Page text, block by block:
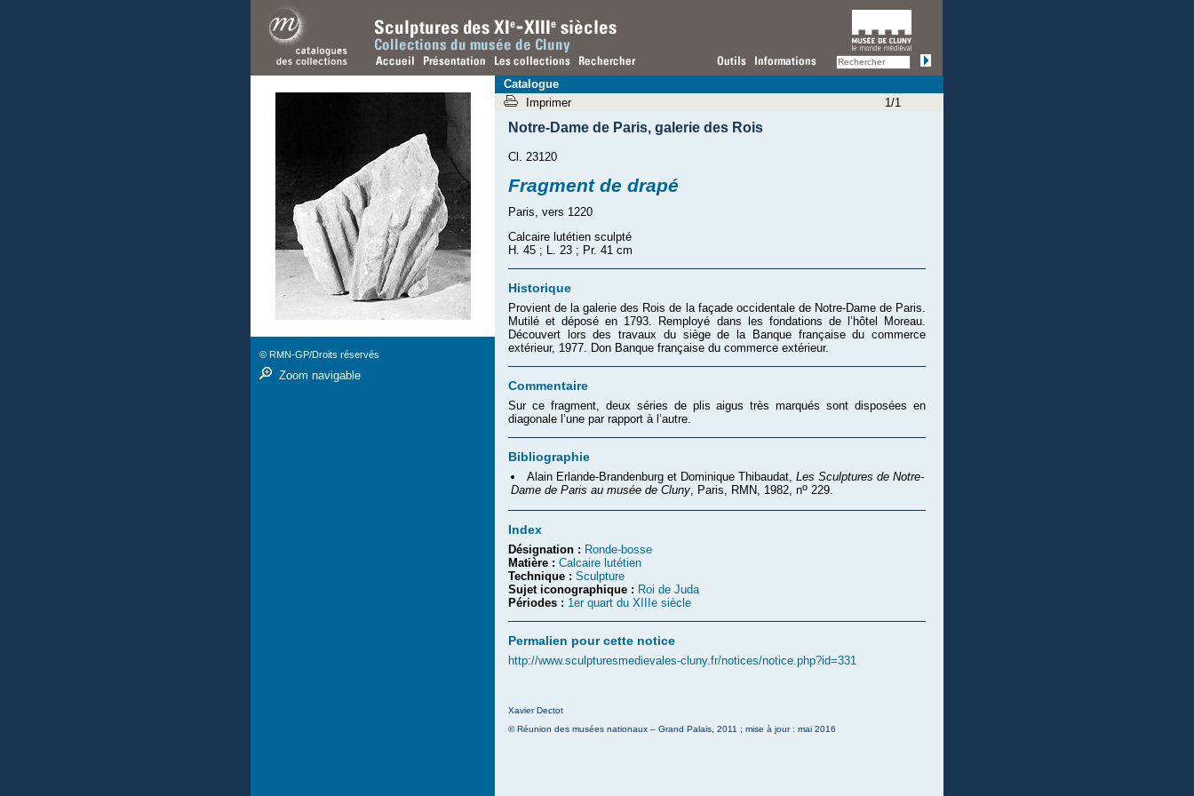
Notre-Dame de Paris, galerie des Rois
Cl. 23120
Fragment de drapé
Paris, vers 1220
Calcaire lutétien sculpté
H. 45 ; L. 23 ; Pr. 41 cm
Historique
Provient de la galerie des Rois de la façade occidentale de Notre-Dame de Paris.
Mutilé et déposé en 1793. Remployé dans les fondations de l’hôtel Moreau.
Découvert lors des travaux du siège de la Banque française du commerce
extérieur, 1977. Don Banque française du commerce extérieur.
Commentaire
Sur ce fragment, deux séries de plis aigus très marqués sont disposées en
diagonale l’une par rapport à l’autre.
Bibliographie
Alain Erlande-Brandenburg et Dominique Thibaudat, Les Sculptures de Notre-
Dame de Paris au musée de Cluny , Paris, RMN, 1982, no 229.
Index
Désignation : Ronde-bosse
Matière : Calcaire lutétien
Technique : Sculpture
Sujet iconographique : Roi de Juda
Périodes : 1er quart du XIIIe siècle
Permalien pour cette notice
http://www.sculpturesmedievales-cluny.fr/notices/notice.php?id=331
Xavier Dectot
© Réunion des musées nationaux – Grand Palais, 2011 ; mise à jour : mai 2016
© RMN-GP/Droits réservés
Zoom navigable
Catalogue
Imprimer
1/1